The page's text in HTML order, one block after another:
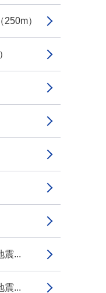
）
震...
震...